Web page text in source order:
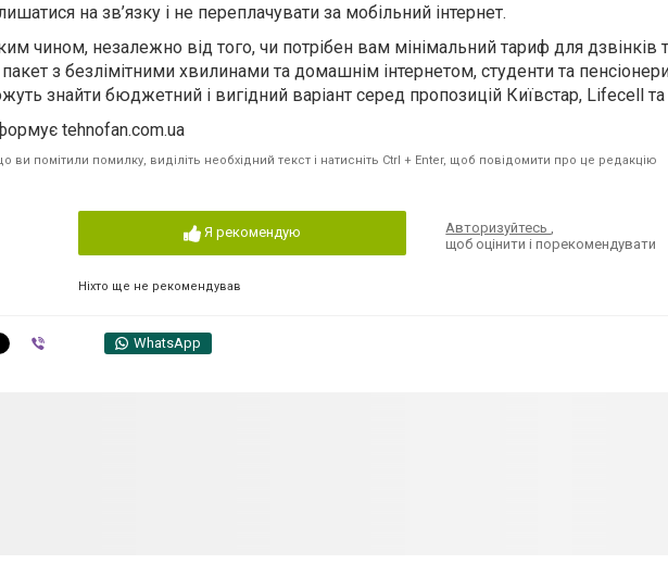
на зв’язку і не переплачувати за мобільний інтернет.
чином, незалежно від того, чи потрібен вам мінімальний тариф для дзвінків
з безлімітними хвилинами та домашнім інтернетом, студенти та
знайти бюджетний і вигідний варіант серед пропозицій Київстар, Lifecell
tehnofan.com.ua
ви помітили помилку, виділіть необхідний текст і натисніть Ctrl + Enter, щоб повідомити про це редакцію
Я рекомендую
Ніхто ще не рекомендував
Авторизуйтесь,
щоб оцінити і порекомендувати
WhatsApp